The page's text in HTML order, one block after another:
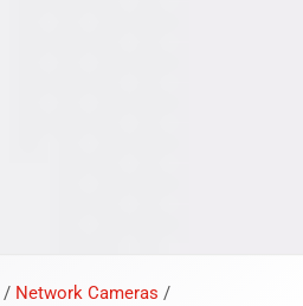
/ Network Cameras /